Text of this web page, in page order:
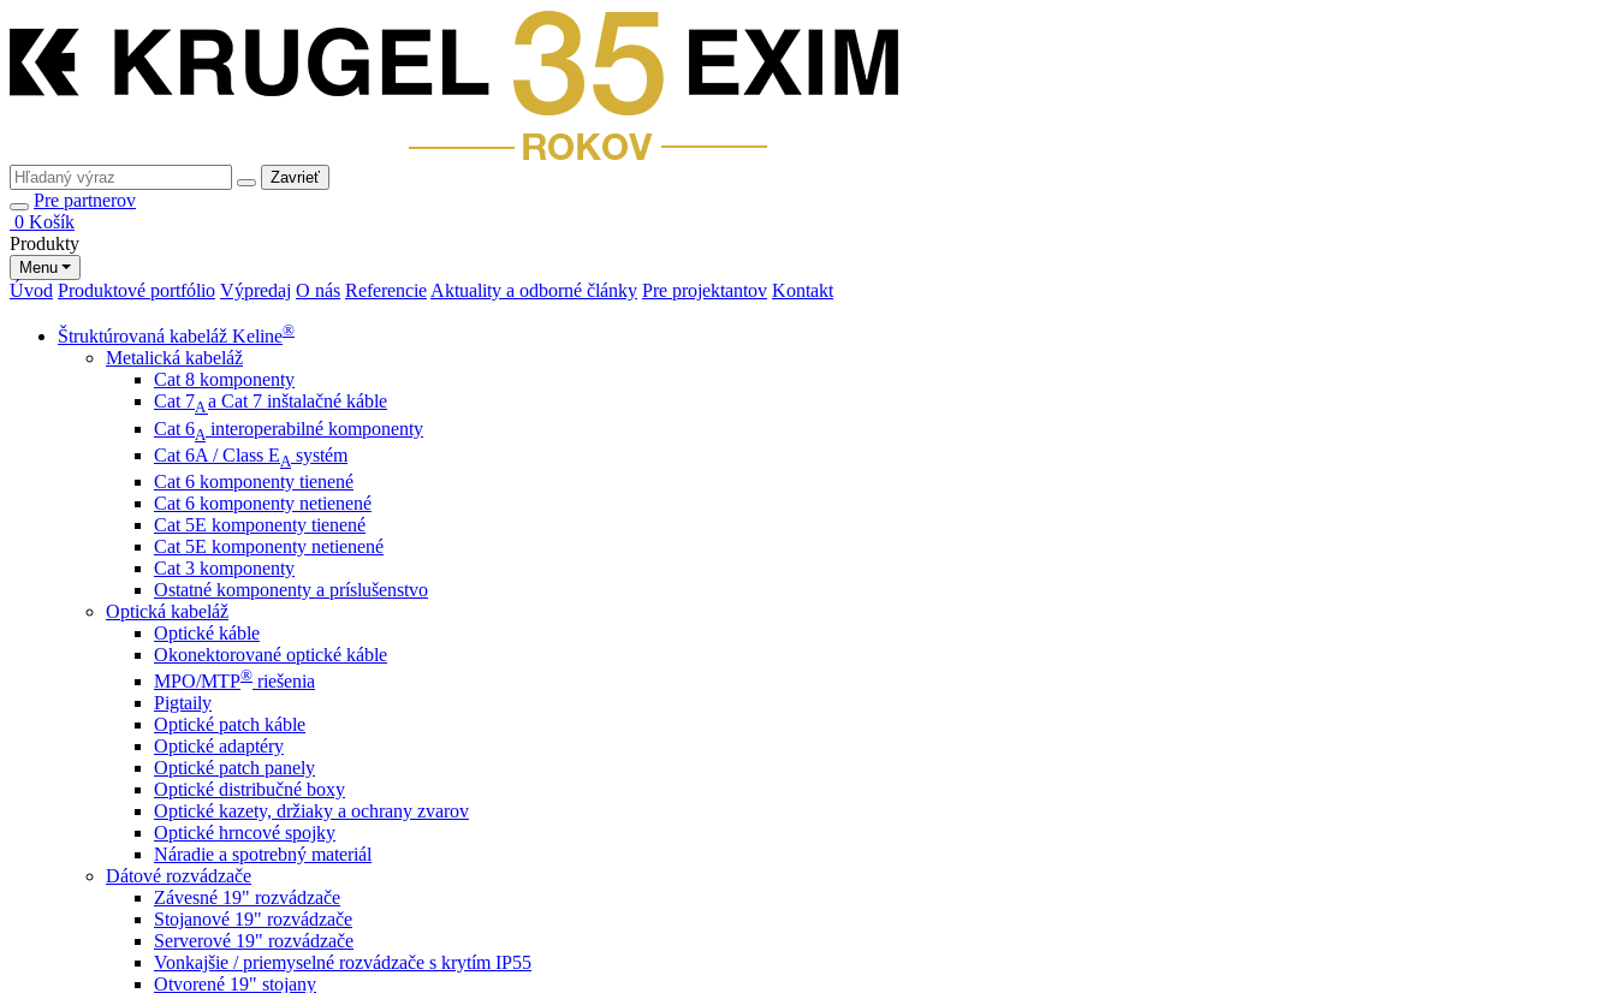
Zavrieť
Pre partnerov
0 Košík
Produkty
Menu
Úvod Produktové portfólio Výpredaj O nás Referencie Aktuality a odborné články Pre projektantov Kontakt
Štruktúrovaná kabeláž Keline®
Metalická kabeláž
Cat 8 komponenty
Cat 7Aa Cat 7 inštalačné káble
Cat 6A interoperabilné komponenty
Cat 6A / Class EA systém
Cat 6 komponenty tienené
Cat 6 komponenty netienené
Cat 5E komponenty tienené
Cat 5E komponenty netienené
Cat 3 komponenty
Ostatné komponenty a príslušenstvo
Optická kabeláž
Optické káble
Okonektorované optické káble
MPO/MTP® ​ riešenia
Pigtaily
Optické patch káble
Optické adaptéry
Optické patch panely
Optické distribučné boxy
Optické kazety, držiaky a ochrany zvarov
Optické hrncové spojky
Náradie a spotrebný materiál
Dátové rozvádzače
Závesné 19" rozvádzače
Stojanové 19" rozvádzače
Serverové 19" rozvádzače
Vonkajšie / priemyselné rozvádzače s krytím IP55
Otvorené 19" stojany